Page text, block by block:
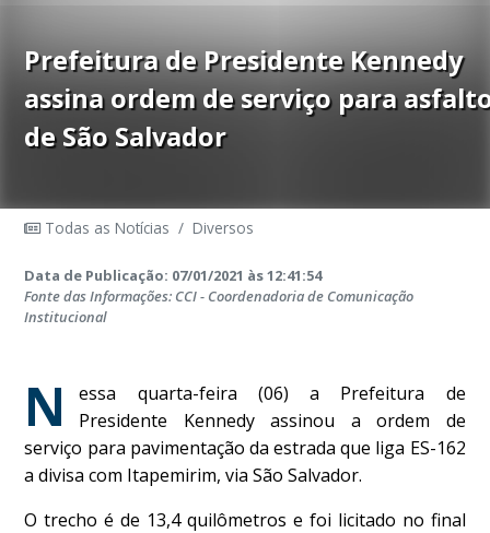
Prefeitura de Presidente Kennedy
assina ordem de serviço para
de São Salvador
Todas as Notícias / Diversos
Data de Publicação: 07/01/2021 às 12:41:54
Fonte das Informações: CCI - Coordenadoria de Comunicação
Institucional
N
essa quarta-feira (06) a Prefeitura de
Presidente Kennedy assinou a ordem de
serviço para pavimentação da estrada que liga ES-162
a divisa com Itapemirim, via São Salvador.
O trecho é de 13,4 quilômetros e foi licitado no final